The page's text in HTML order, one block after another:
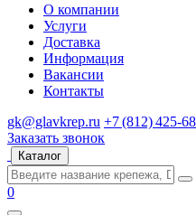
О компании
Услуги
Доставка
Информация
Вакансии
Контакты
gk@glavkrep.ru +7 (812) 425-
Заказать звонок
Каталог
0